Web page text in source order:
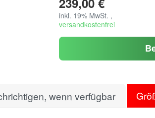
inkl. 19% MwSt. ,
versandkostenfrei
wenn verfügbar